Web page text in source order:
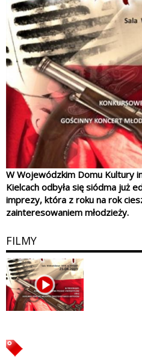
W Wojewódzkim Domu Kultury
Kielcach odbyła się siódma już
imprezy, która z roku na rok
zainteresowaniem młodzieży.
FILMY